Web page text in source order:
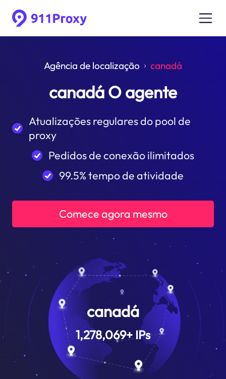
Agência de localização canadá
canadá O agente
Atualizações regulares do pool de
proxy
Pedidos de conexão ilimitados
99.5% tempo de atividade
Comece agora mesmo
canadá
1,278,069+ IPs